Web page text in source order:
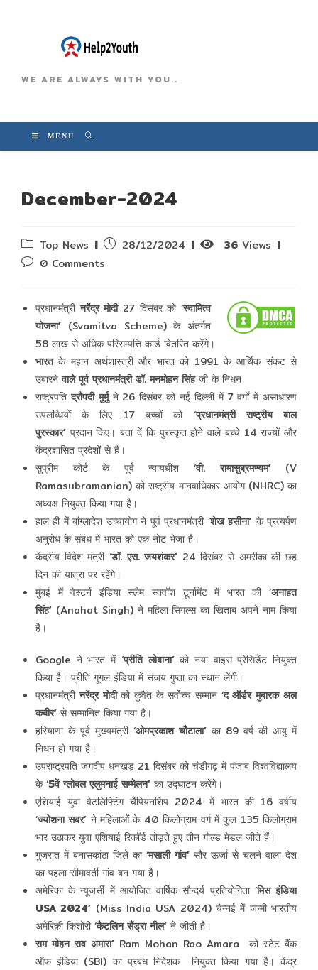
WE ARE ALWAYS WITH YOU..
MENU
December-2024
Post
category:
Top News
Post
published:
28/12/2024 36Views
Post0 Comments
प्रधानमंत्रीनरेंद्र मोदी27 दिसंबर को ‘स्‍वामित्‍व
योजना’ (Svamitva Scheme) के अंतर्गत
58 लाख से अधिक परिसम्‍पत्ति कार्ड वितरित करेंगे।
भारतके महान अर्थशास्त्री और भारत को 1991 के आर्थिक संकट से
उबारनेवाले पूर्व प्रधानमंत्री डॉ. मनमोहन सिंहजी के निधन
राष्‍ट्रपतिद्रौपदी मुर्मुने 26 दिसंबर को नई दिल्‍ली में 7 वर्गों में असाधारण
उपलब्धियों के लिए 17 बच्‍चों को ‘प्रधानमंत्री राष्‍ट्रीय बाल
पुरस्‍कार’प्रदान किए। बता दें कि पुरस्‍कृत होने वाले बच्‍चे 14 राज्‍यों और
केंद्रशासित प्रदेशों से हैं।
सुप्रीम कोर्ट के पूर्व न्यायधीश ‘वी. रामासुब्रमण्यम’(V
Ramasubramanian) को राष्ट्रीय मानवाधिकार आयोग (NHRC) का
अध्यक्ष नियुक्त किया गया है।
हाल ही में बांग्लादेश उच्चायोग ने पूर्व प्रधानमंत्री ‘शेख हसीना’ के प्रत्यर्पण
अनुरोध के संबंध में भारत को एक नोट भेजा है।
केंद्रीय विदेश मंत्री ‘डॉ. एस. जयशंकर’ 24 दिसंबर से अमरीका की छह
दिन की यात्रा पर रहेंगे।
मुंबई में वेस्‍टर्न इंडिया स्‍लैम स्क्वॉश टूर्नामेंट में भारत की ‘अनाहत
सिंह’(Anahat Singh) ने महिला सिंगल्‍स का खिताब अपने नाम किया
है।
Google ने भारत में ‘प्रीति लोबाना’को नया वाइस प्रेसिडेंट नियुक्त
किया है। प्रीति गूगल इंडिया में संजय गुप्ता का स्थान लेंगी।
प्रधानमंत्रीनरेंद्र मोदीको कुवैत के सर्वोच्च सम्मान ‘द ऑर्डर मुबारक अल
कबीर’से सम्मानित किया गया है।
हरियाणा के पूर्व मुख्यमंत्री ‘ओमप्रकाश चौटाला’ का 89 वर्ष की आयु में
निधन हो गया है।
उपराष्ट्रपति जगदीप धनखड़ 21 दिसंबर को चंडीगढ़ में पंजाब विश्वविद्यालय
के ‘5वें ग्लोबल एलुमनाई सम्‍मेलन’ का उद्घाटन करेंगे।
एशियाई युवा वेटलिफ्टिंग चैंपियनशिप 2024 में भारत की 16 वर्षीय
‘ज्योशना सबर’ ने महिलाओं के 40 किलोग्राम वर्ग में कुल 135 किलोग्राम
भार उठाकर युवा एशियाई रिकॉर्ड तोड़ते हुए तीन गोल्ड मेडल जीते हैं।
गुजरात में बनासकांठा जिले का ‘मसाली गांव’ सौर ऊर्जा से चलने वाला देश
का पहला सीमावर्ती गांव बन गया है।
अमेरिका के न्यूजर्सी में आयोजित वार्षिक सौन्दर्य प्रतियोगिता ‘मिस इंडिया
USA 2024’ (Miss India USA 2024) चेन्नई में जन्मी भारतीय
अमेरिकी किशोरी ‘कैटलिन सैंड्रा नील’ने जीती है।
राम मोहन राव अमारा’Ram Mohan Rao Amara को स्टेट बैंक
ऑफ इंडिया (SBI) का प्रबंध निदेशक नियुक्त किया गया है। केंद्र